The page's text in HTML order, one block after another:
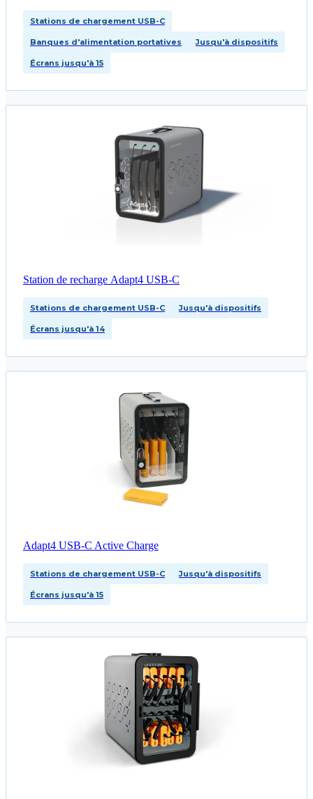
Stations de chargement USB-C
Banques d'alimentation portatives Jusqu'à dispositifs
Écrans jusqu'à 15
Station de recharge Adapt4 USB-C
Stations de chargement USB-C Jusqu'à dispositifs
Écrans jusqu'à 14
Adapt4 USB-C Active Charge
Stations de chargement USB-C Jusqu'à dispositifs
Écrans jusqu'à 15